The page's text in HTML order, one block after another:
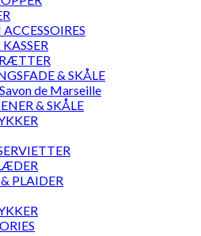
& SKÅLE
de Marseille
& SKÅLE
PLAIDER